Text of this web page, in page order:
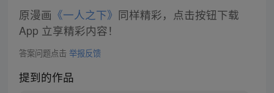
原漫画 《一人之下》 同样精彩，点击按钮下载
App 立享精彩内容！
答案问题点击 举报反馈
提到的作品